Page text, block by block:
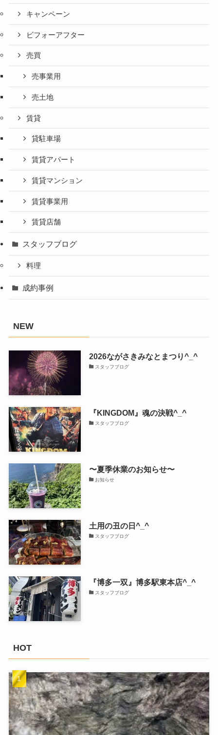
キャンペーン
ビフォーアフター
売買
売事業用
売土地
賃貸
貸駐車場
賃貸アパート
賃貸マンション
賃貸事業用
賃貸店舗
スタッフブログ
料理
成約事例
NEW
2026ながさきみなとまつり^_^
スタッフブログ
『KINGDOM』魂の決戦^_^
スタッフブログ
〜夏季休業のお知らせ〜
お知らせ
土用の丑の日^_^
スタッフブログ
『博多一双』博多駅東本店^_^
スタッフブログ
HOT